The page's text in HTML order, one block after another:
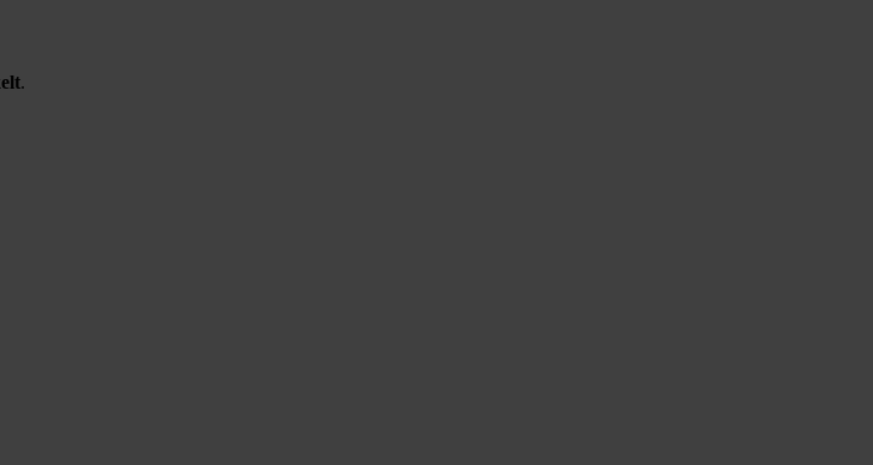
.